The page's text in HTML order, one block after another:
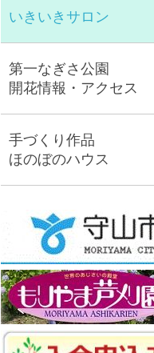
いきいきサロン
第一なぎさ公園
開花情報・アクセス
手づくり作品
ほのぼのハウス